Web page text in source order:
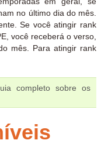
no último dia do mês.
Se você atingir rank
você receberá o verso,
mês. Para atingir rank
completo sobre os